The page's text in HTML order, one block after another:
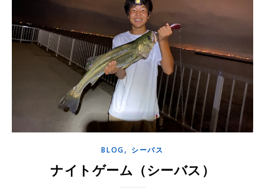
BLOG, シーバス
ナイトゲーム（シーバス）